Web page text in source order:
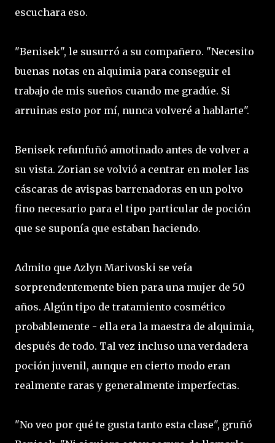
escuchara eso.
"Benisek", le susurró a su compañero. "Necesito
buenas notas en alquimia para conseguir el
trabajo de mis sueños cuando me gradúe. Si
arruinas esto por mí, nunca volveré a hablarte".
Benisek refunfuñó amotinado antes de volver a
su vista. Zorian se volvió a centrar en moler las
cáscaras de avispas barrenadoras en un polvo
fino necesario para el tipo particular de poción
que se suponía que estaban haciendo.
Admito que Azlyn Marivoski se veía
sorprendentemente bien para una mujer de 50
años. Algún tipo de tratamiento cosmético
probablemente - ella era la maestra de alquimia,
después de todo. Tal vez incluso una verdadera
poción juvenil, aunque en cierto modo eran
realmente raras y generalmente imperfectas.
"No veo por qué te gusta tanto esta clase", gruñó